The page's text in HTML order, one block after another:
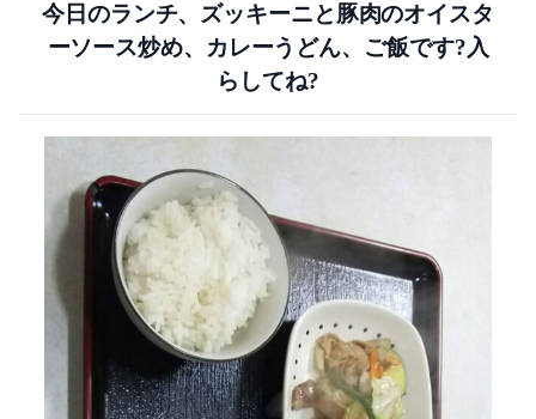
今日のランチ、ズッキーニと豚肉のオイスタ
ーソース炒め、カレーうどん、ご飯です?入
らしてね?